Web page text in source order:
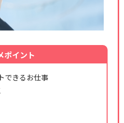
ポイント
できるお仕事